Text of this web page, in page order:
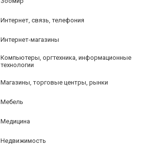
Интернет, связь, телефония
Интернет-магазины
Компьютеры, оргтехника, информационные
технологии
Магазины, торговые центры, рынки
Мебель
Медицина
Недвижимость